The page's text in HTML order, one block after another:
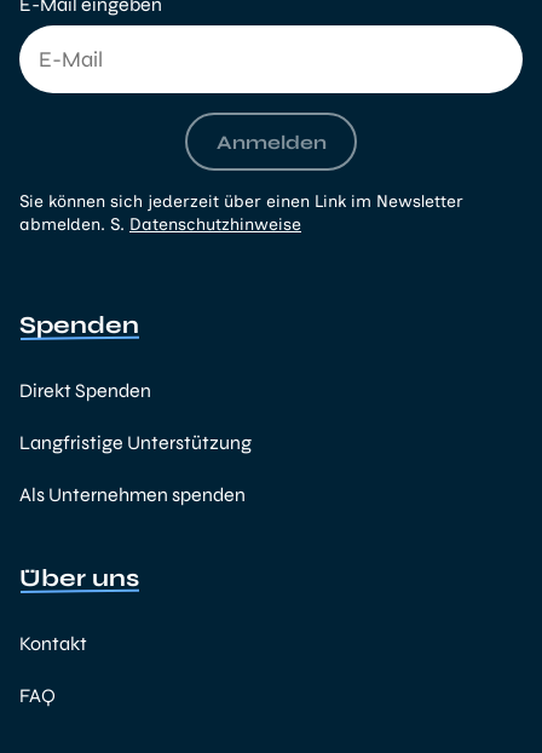
E-Mail eingeben
Anmelden
Sie können sich jederzeit über einen Link im Newsletter
abmelden. S. Datenschutzhinweise
Spenden
Direkt Spenden
Langfristige Unterstützung
Als Unternehmen spenden
Über uns
Kontakt
FAQ